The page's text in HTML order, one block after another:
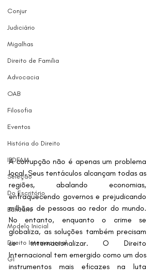
Conjur
Judiciário
Migalhas
Direito de Família
Advocacia
OAB
Filosofia
Eventos
História do Direito
IBDFAM
Seleção
Do Escritório
Bancário
Modelo Inicial
Direito Internacional
G1
A corrupção não é apenas um problema
local. Seus tentáculos alcançam todas as
regiões, abalando economias,
enfraquecendo governos e prejudicando
milhões de pessoas ao redor do mundo.
No entanto, enquanto o crime se
globaliza, as soluções também precisam
se internacionalizar. O Direito
Internacional tem emergido como um dos
instrumentos mais eficazes na luta